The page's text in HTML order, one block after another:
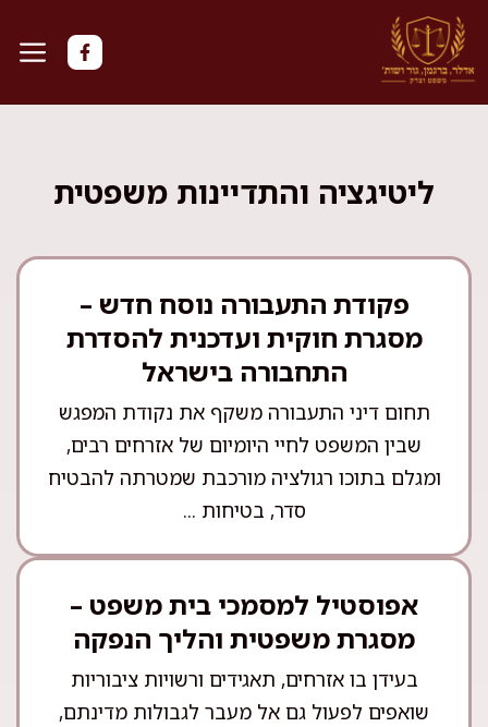
לדלג
לתוכן
ליטיגציה והתדיינות משפטית
פקודת התעבורה נוסח חדש –
מסגרת חוקית ועדכנית להסדרת
התחבורה בישראל
תחום דיני התעבורה משקף את נקודת המפגש
שבין המשפט לחיי היומיום של אזרחים רבים,
ומגלם בתוכו רגולציה מורכבת שמטרתה להבטיח
סדר, בטיחות ...
אפוסטיל למסמכי בית משפט –
מסגרת משפטית והליך הנפקה
בעידן בו אזרחים, תאגידים ורשויות ציבוריות
שואפים לפעול גם אל מעבר לגבולות מדינתם,